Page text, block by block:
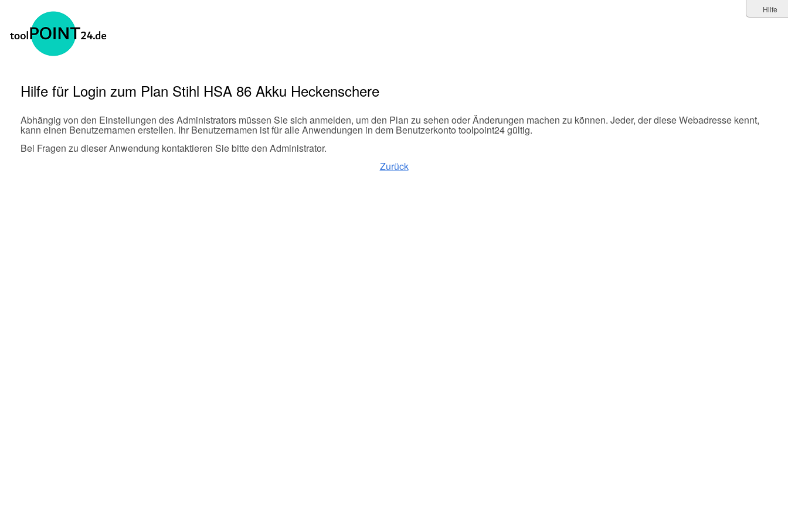
Hilfe
Hilfe für Login zum Plan Stihl HSA 86 Akku Heckenschere
Abhängig von den Einstellungen des Administrators müssen Sie sich anmelden, um den Plan zu sehen oder Änderungen machen zu können. Jeder, der diese Webadresse kennt,
kann einen Benutzernamen erstellen. Ihr Benutzernamen ist für alle Anwendungen in dem Benutzerkonto toolpoint24 gültig.
Bei Fragen zu dieser Anwendung kontaktieren Sie bitte den Administrator.
Zurück